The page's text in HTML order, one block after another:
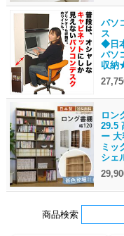
パソ
ス
◆日
パソ
収
ロン
29.5
ー
ミッ
シェ
商品検索